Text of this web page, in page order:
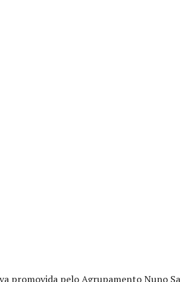
promovida pelo Agrupamento Nuno